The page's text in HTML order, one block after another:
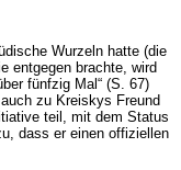
Wurzeln hatte (die
entgegen brachte, wird
fünfzig Mal“ (S. 67)
zu Kreiskys Freund
teil, mit dem Status
dass er einen offiziellen